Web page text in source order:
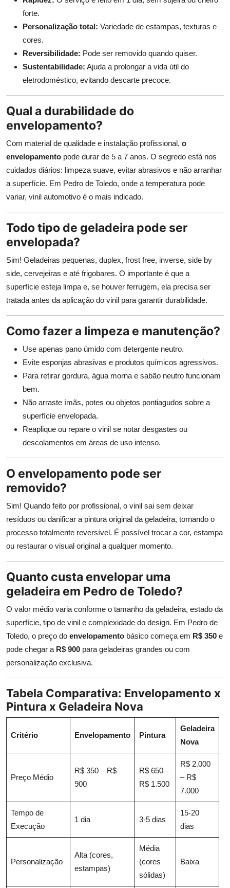
forte.
Personalização total: Variedade de estampas, texturas e
cores.
Reversibilidade: Pode ser removido quando quiser.
Sustentabilidade: Ajuda a prolongar a vida útil do
eletrodoméstico, evitando descarte precoce.
Qual a durabilidade do
envelopamento?
Com material de qualidade e instalação profissional, o
envelopamento pode durar de 5 a 7 anos. O segredo está nos
cuidados diários: limpeza suave, evitar abrasivos e não arranhar
a superfície. Em Pedro de Toledo, onde a temperatura pode
variar, vinil automotivo é o mais indicado.
Todo tipo de geladeira pode ser
envelopada?
Sim! Geladeiras pequenas, duplex, frost free, inverse, side by
side, cervejeiras e até frigobares. O importante é que a
superfície esteja limpa e, se houver ferrugem, ela precisa ser
tratada antes da aplicação do vinil para garantir durabilidade.
Como fazer a limpeza e manutenção?
Use apenas pano úmido com detergente neutro.
Evite esponjas abrasivas e produtos químicos agressivos.
Para retirar gordura, água morna e sabão neutro funcionam
bem.
Não arraste ímãs, potes ou objetos pontiagudos sobre a
superfície envelopada.
Reaplique ou repare o vinil se notar desgastes ou
descolamentos em áreas de uso intenso.
O envelopamento pode ser
removido?
Sim! Quando feito por profissional, o vinil sai sem deixar
resíduos ou danificar a pintura original da geladeira, tornando o
processo totalmente reversível. É possível trocar a cor, estampa
ou restaurar o visual original a qualquer momento.
Quanto custa envelopar uma
geladeira em Pedro de Toledo?
O valor médio varia conforme o tamanho da geladeira, estado da
superfície, tipo de vinil e complexidade do design. Em Pedro de
Toledo, o preço do envelopamento básico começa em R$ 350 e
pode chegar a R$ 900 para geladeiras grandes ou com
personalização exclusiva.
Tabela Comparativa: Envelopamento x
Pintura x Geladeira Nova
Critério Envelopamento Pintura
Geladeira
Nova
Preço Médio
R$ 350 – R$
900
R$ 650 –
R$ 1.500
R$ 2.000
– R$
7.000
Tempo de
Execução
1 dia 3-5 dias
15-20
dias
Personalização
Alta (cores,
estampas)
Média
(cores
sólidas)
Baixa